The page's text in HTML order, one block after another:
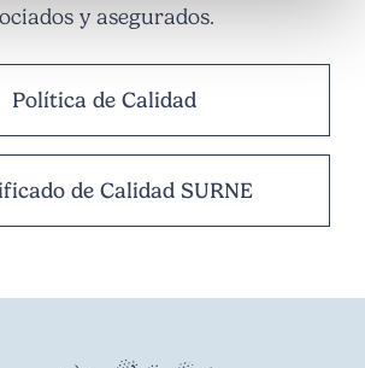
y asegurados.
Política de Calidad
de Calidad SURNE